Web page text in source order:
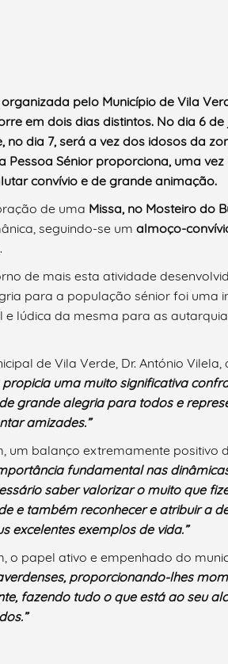
organizada pelo Município de Vila
em dois dias distintos. No dia 6
no dia 7, será a vez dos idosos da
Pessoa Sénior proporciona, uma
convívio e de grande animação.
de uma Missa, no Mosteiro do
seguindo-se um almoço-
de mais esta atividade
para a população sénior foi uma
e lúdica da mesma para as
de Vila Verde, Dr. António
propicia uma muito significativa
grande alegria para todos e
amizades.”
um balanço extremamente positivo
fundamental nas
saber valorizar o muito que
e também reconhecer e atribuir a
excelentes exemplos de vida.”
o papel ativo e empenhado do
proporcionando-lhes
fazendo tudo o que está ao seu